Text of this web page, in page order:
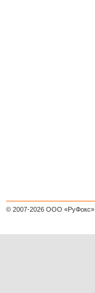
© 2007-2026 ООО «РуФокс»